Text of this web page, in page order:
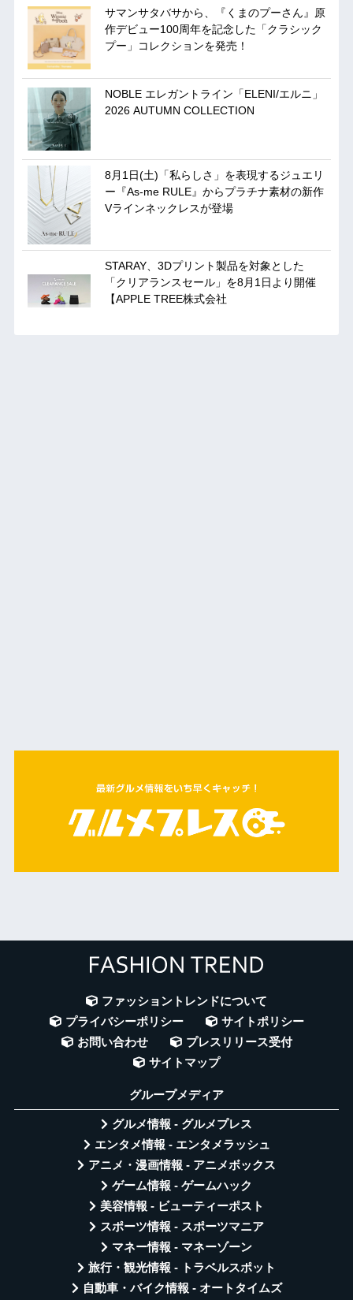
サマンサタバサから、『くまのプーさん』原
作デビュー100周年を記念した「クラシック
プー」コレクションを発売！
NOBLE エレガントライン「ELENI/エルニ」
2026 AUTUMN COLLECTION
8月1日(土)「私らしさ」を表現するジュエリ
ー『As-me RULE』からプラチナ素材の新作
Vラインネックレスが登場
STARAY、3Dプリント製品を対象とした
「クリアランスセール」を8月1日より開催
【APPLE TREE株式会社
ファッショントレンドについて
プライバシーポリシー
サイトポリシー
お問い合わせ
プレスリリース受付
サイトマップ
グループメディア
グルメ情報 - グルメプレス
エンタメ情報 - エンタメラッシュ
アニメ・漫画情報 - アニメボックス
ゲーム情報 - ゲームハック
美容情報 - ビューティーポスト
スポーツ情報 - スポーツマニア
マネー情報 - マネーゾーン
旅行・観光情報 - トラベルスポット
自動車・バイク情報 - オートタイムズ